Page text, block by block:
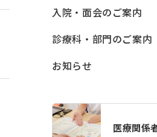
入院・面会のご案内
診療科・部門のご案内
お知らせ
医療関係